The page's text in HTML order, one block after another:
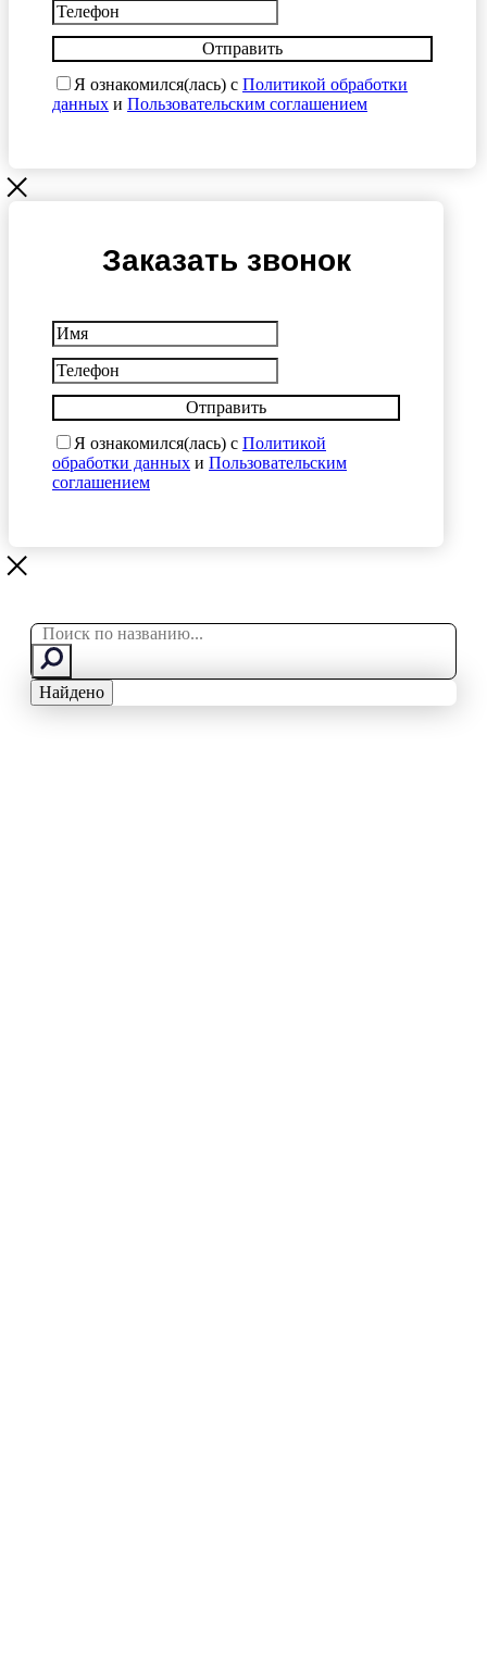
Отправить
Я ознакомился(лась) с Политикой обработки
данных и Пользовательским соглашением
Заказать звонок
Отправить
Я ознакомился(лась) с Политикой
обработки данных и Пользовательским
соглашением
Search
Найдено